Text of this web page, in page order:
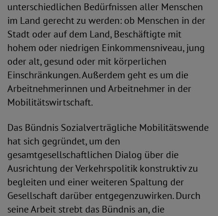
unterschiedlichen Bedürfnissen aller Menschen
im Land gerecht zu werden: ob Menschen in der
Stadt oder auf dem Land, Beschäftigte mit
hohem oder niedrigen Einkommensniveau, jung
oder alt, gesund oder mit körperlichen
Einschränkungen. Außerdem geht es um die
Arbeitnehmerinnen und Arbeitnehmer in der
Mobilitätswirtschaft.
Das Bündnis Sozialverträgliche Mobilitätswende
hat sich gegründet, um den
gesamtgesellschaftlichen Dialog über die
Ausrichtung der Verkehrspolitik konstruktiv zu
begleiten und einer weiteren Spaltung der
Gesellschaft darüber entgegenzuwirken. Durch
seine Arbeit strebt das Bündnis an, die